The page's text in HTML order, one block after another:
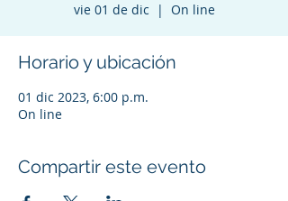
vie 01 de dic
  |
On line
Horario y ubicación
01 dic 2023, 6:00 p.m.
On line
Compartir este evento